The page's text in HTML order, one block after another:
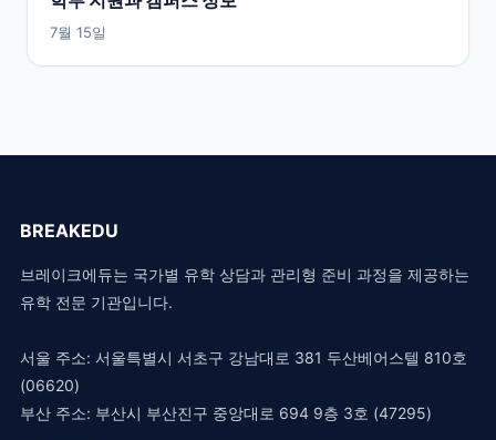
7월 15일
BREAKEDU
브레이크에듀는 국가별 유학 상담과 관리형 준비 과정을 제공하는
유학 전문 기관입니다.
서울 주소: 서울특별시 서초구 강남대로 381 두산베어스텔 810호
(06620)
부산 주소: 부산시 부산진구 중앙대로 694 9층 3호 (47295)